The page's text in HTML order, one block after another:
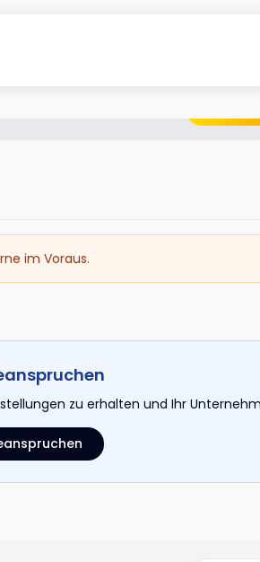
im Voraus.
zu erhalten und Ihr